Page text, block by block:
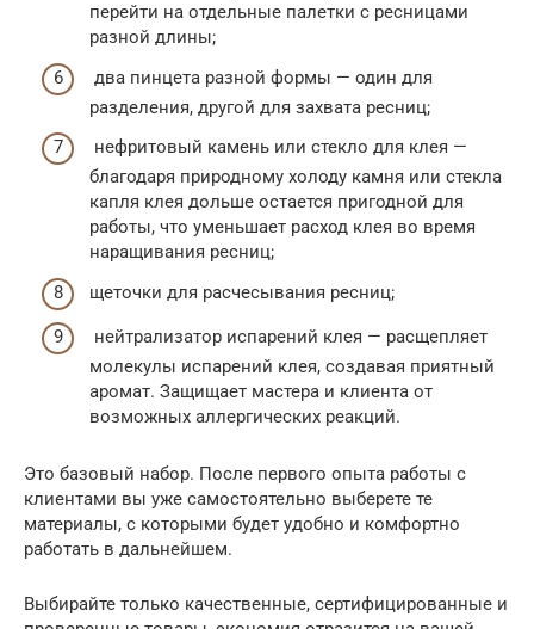
перейти на отдельные палетки с ресницами
разной длины;
два пинцета разной формы — один для
разделения, другой для захвата ресниц;
нефритовый камень или стекло для клея —
благодаря природному холоду камня или стекла
капля клея дольше остается пригодной для
работы, что уменьшает расход клея во время
наращивания ресниц;
щеточки для расчесывания ресниц;
нейтрализатор испарений клея — расщепляет
молекулы испарений клея, создавая приятный
аромат. Защищает мастера и клиента от
возможных аллергических реакций.
Это базовый набор. После первого опыта работы с
клиентами вы уже самостоятельно выберете те
материалы, с которыми будет удобно и комфортно
работать в дальнейшем.
Выбирайте только качественные, сертифицированные и